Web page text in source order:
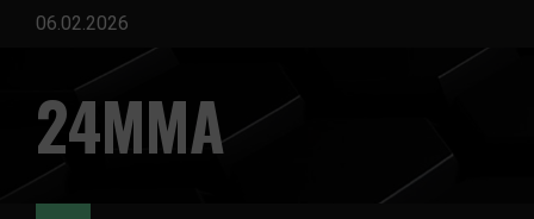
Перейти
содержимому
06.02.2026
24MMA